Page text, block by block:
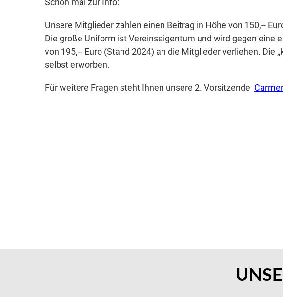
Schon mal zur Info:
Unsere Mitglieder zahlen einen Beitrag in Höhe von 150,--
Die große Uniform ist Vereinseigentum und wird gegen eine
von 195,-- Euro (Stand 2024) an die Mitglieder verliehen.
selbst erworben.
Für weitere Fragen steht Ihnen unsere 2. Vorsitzende